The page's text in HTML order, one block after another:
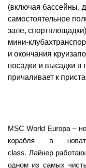
MSC World Europa –
корабля в
class. Лайнер
одном из самых
(включая бассейны,
самостоятельное
зале,
мини-
и окончания
посадки и высадки в
причаливает к